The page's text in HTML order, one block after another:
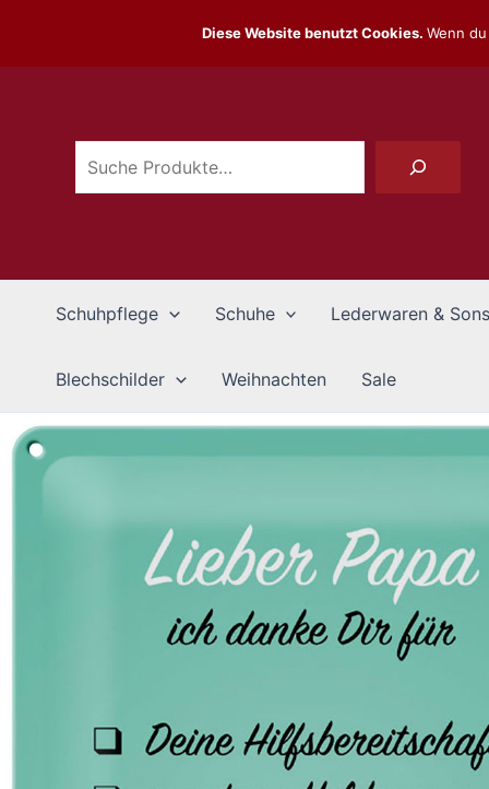
springen Suchen
Schuhpflege Schuhe Lederwaren &
Blechschilder Weihnachten Sale
Diese Website benutzt Cookies. Wenn